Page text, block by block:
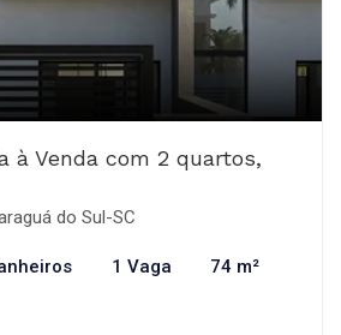
à Venda com 2 quartos,
do Sul-SC
1 Vaga 74 m²